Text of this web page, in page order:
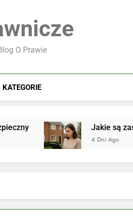
O Prawie
KATEGORIE
Jakie są
4 Dni Ago